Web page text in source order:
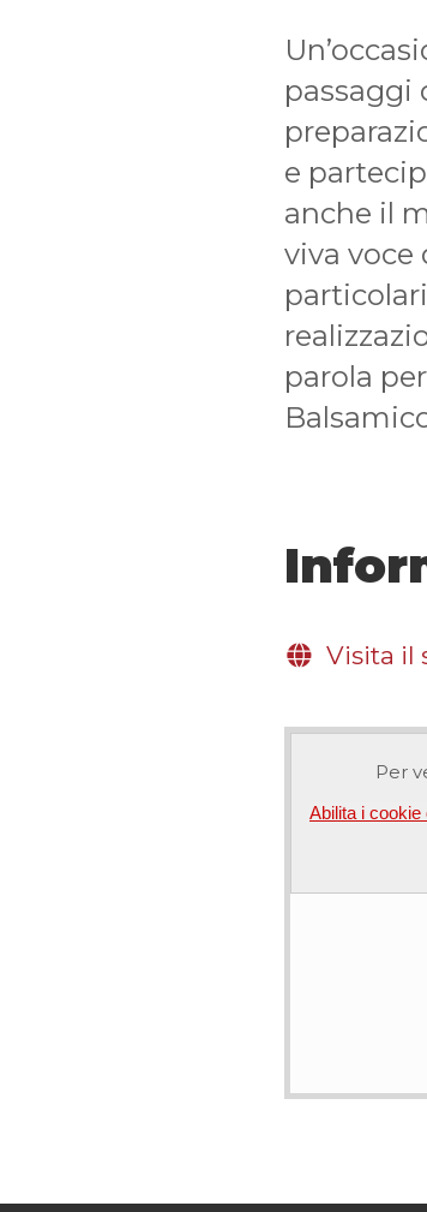
passaggi
e
anche il
viva voce
parola
Visita il
Per
Abilita i